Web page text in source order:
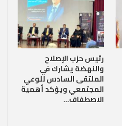
رئيس حزب الإصلاح
والنهضة يشارك في
الملتقى السادس للوعي
المجتمعي ويؤكد أهمية
الاصطفاف…